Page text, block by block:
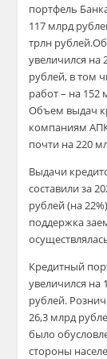
портфель
117 млрд
трлн
увеличился на
рублей, в том
работ – на 152
Объем выдач
компаниям
почти на 220
Выдачи
составили за
рублей (на
поддержка
Кредитный
увеличился на
рублей.
26,3 млрд
было
стороны